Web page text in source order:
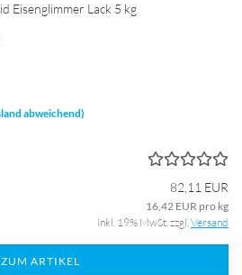
Eisenglimmer Lack 5 kg
abweichend)
82,11 EUR
16,42 EUR pro kg
inkl. 19% MwSt. zzgl.Versand
ZUM ARTIKEL